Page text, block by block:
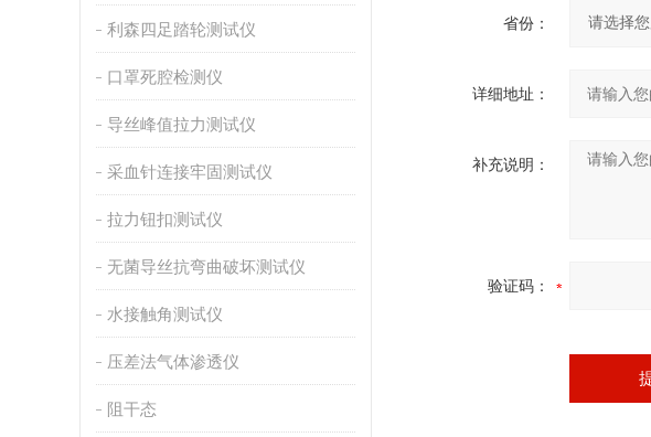
利森四足踏轮测试仪
口罩死腔检测仪
导丝峰值拉力测试仪
采血针连接牢固测试仪
拉力钮扣测试仪
无菌导丝抗弯曲破坏测试仪
水接触角测试仪
压差法气体渗透仪
阻干态
省份：
详细地址：
补充说明：
验证码：